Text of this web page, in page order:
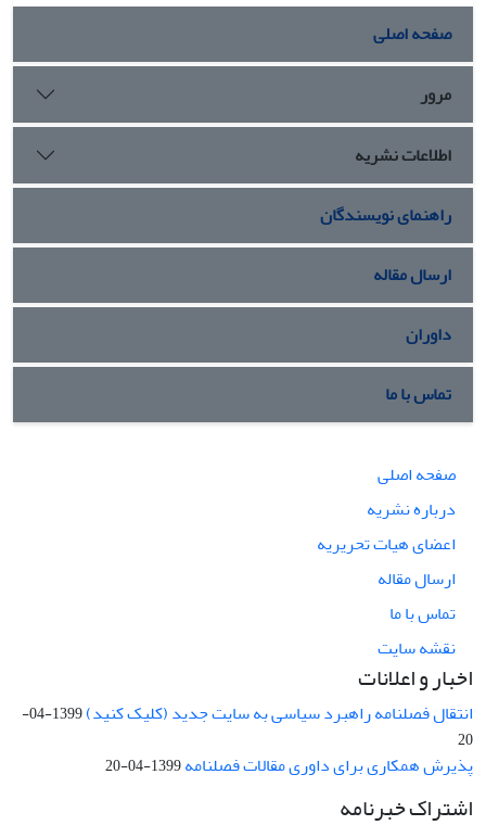
صفحه اصلی
مرور
اطلاعات نشریه
راهنمای نویسندگان
ارسال مقاله
داوران
تماس با ما
صفحه اصلی
درباره نشریه
اعضای هیات تحریریه
ارسال مقاله
تماس با ما
نقشه سایت
اخبار و اعلانات
انتقال فصلنامه راهبرد سیاسی به سایت جدید (کلیک کنید)
1399-04-
20
پذیرش همکاری برای داوری مقالات فصلنامه1399-04-20
اشتراک خبرنامه